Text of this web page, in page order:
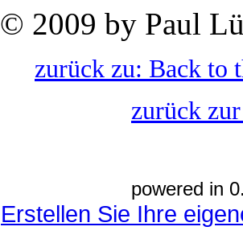
© 2009 by Paul
zurück zu: Back to
zurück
powered in
Erstellen Sie Ihre